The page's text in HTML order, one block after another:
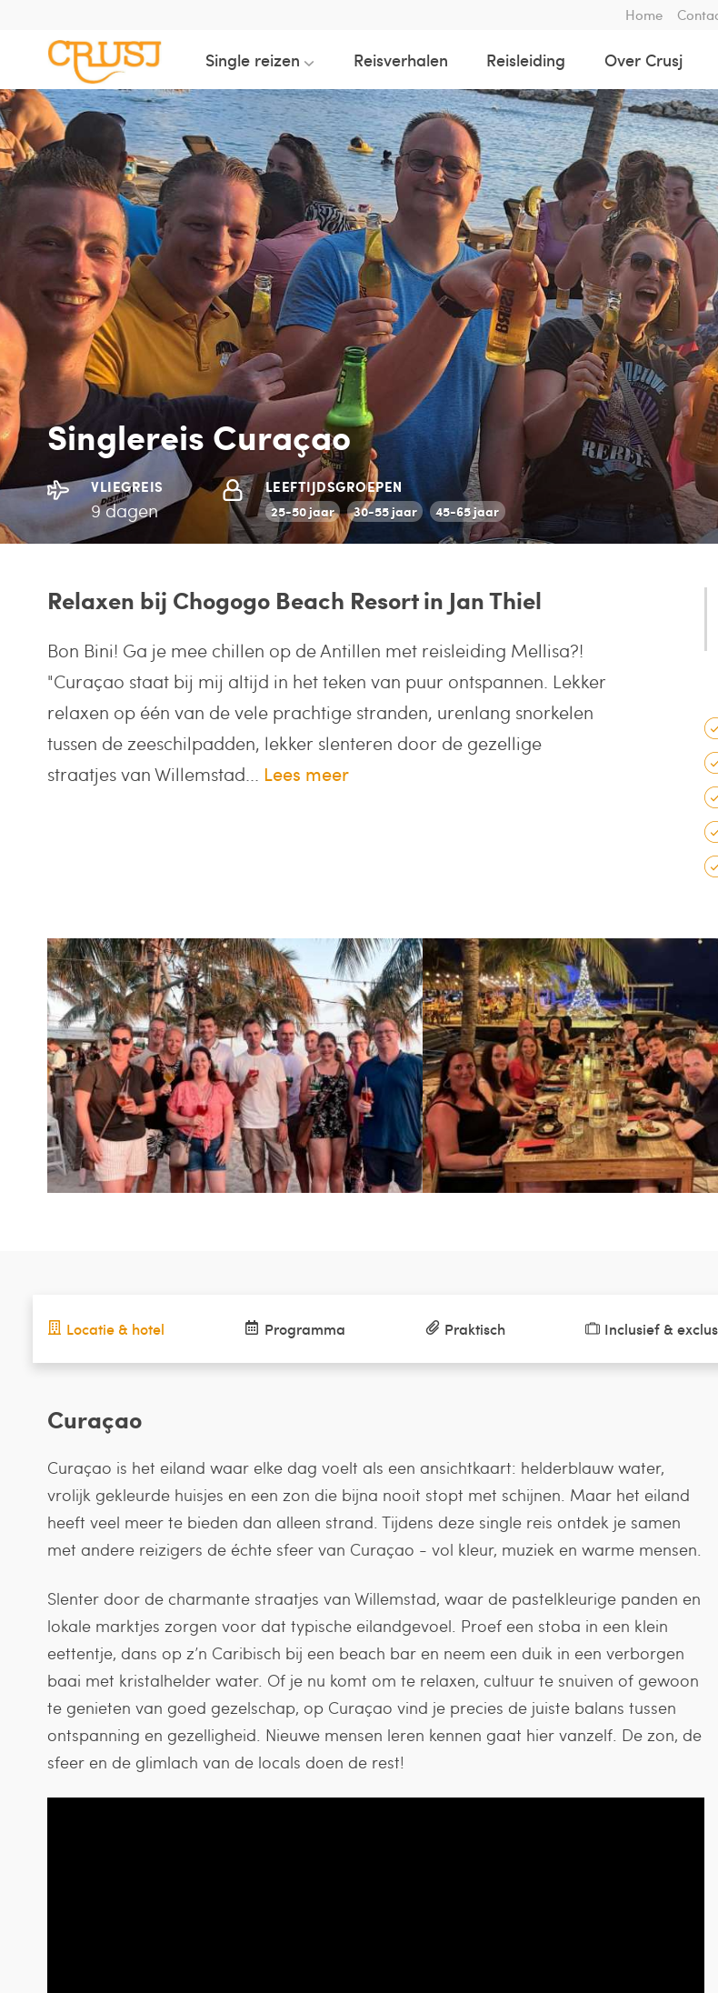
Home
Single reizen Reisverhalen Reisleiding Over Crusj
Singlereis Curaçao
VLIEGREIS
9 dagen
LEEFTIJDSGROEPEN
25-50 jaar 30-55 jaar 45-65 jaar
Relaxen bij Chogogo Beach Resort in Jan Thiel
Bon Bini! Ga je mee chillen op de Antillen met reisleiding Mellisa?!
"Curaçao staat bij mij altijd in het teken van puur ontspannen. Lekker
relaxen op één van de vele prachtige stranden, urenlang snorkelen
tussen de zeeschilpadden, lekker slenteren door de gezellige
straatjes van Willemstad... Lees meer
Locatie & hotel
Curaçao
Curaçao is het eiland waar elke dag voelt als een ansichtkaart: helderblauw water,
vrolijk gekleurde huisjes en een zon die bijna nooit stopt met schijnen. Maar het eiland
heeft veel meer te bieden dan alleen strand. Tijdens deze single reis ontdek je samen
met andere reizigers de échte sfeer van Curaçao - vol kleur, muziek en warme mensen.
Slenter door de charmante straatjes van Willemstad, waar de pastelkleurige panden en
lokale marktjes zorgen voor dat typische eilandgevoel. Proef een stoba in een klein
eettentje, dans op z’n Caribisch bij een beach bar en neem een duik in een verborgen
baai met kristalhelder water. Of je nu komt om te relaxen, cultuur te snuiven of gewoon
te genieten van goed gezelschap, op Curaçao vind je precies de juiste balans tussen
ontspanning en gezelligheid. Nieuwe mensen leren kennen gaat hier vanzelf. De zon, de
sfeer en de glimlach van de locals doen de rest!
Programma Praktisch Inclusief &